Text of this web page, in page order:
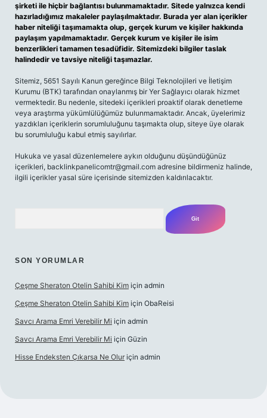
şirketi ile hiçbir bağlantısı bulunmamaktadır. Sitede yalnızca kendi
hazırladığımız makaleler paylaşılmaktadır. Burada yer alan içerikler
haber niteliği taşımamakta olup, gerçek kurum ve kişiler hakkında
paylaşım yapılmamaktadır. Gerçek kurum ve kişiler ile isim
benzerlikleri tamamen tesadüfidir. Sitemizdeki bilgiler taslak
halindedir ve tavsiye niteliği taşımazlar.
Sitemiz, 5651 Sayılı Kanun gereğince Bilgi Teknolojileri ve İletişim
Kurumu (BTK) tarafından onaylanmış bir Yer Sağlayıcı olarak hizmet
vermektedir. Bu nedenle, sitedeki içerikleri proaktif olarak denetleme
veya araştırma yükümlülüğümüz bulunmamaktadır. Ancak, üyelerimiz
yazdıkları içeriklerin sorumluluğunu taşımakta olup, siteye üye olarak
bu sorumluluğu kabul etmiş sayılırlar.
Hukuka ve yasal düzenlemelere aykırı olduğunu düşündüğünüz
içerikleri, backlinkpanelicomtr@gmail.com adresine bildirmeniz halinde,
ilgili içerikler yasal süre içerisinde sitemizden kaldırılacaktır.
SON YORUMLAR
Çeşme Sheraton Otelin Sahibi Kim için admin
Çeşme Sheraton Otelin Sahibi Kim için ObaReisi
Savcı Arama Emri Verebilir Mi için admin
Savcı Arama Emri Verebilir Mi için Güzin
Hisse Endeksten Çıkarsa Ne Olur için admin